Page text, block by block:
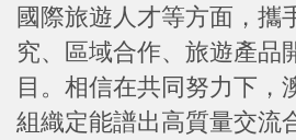
國際旅遊人才等方面，攜
究、區域合作、旅遊產品
目。相信在共同努力下，
組織定能譜出高質量交流